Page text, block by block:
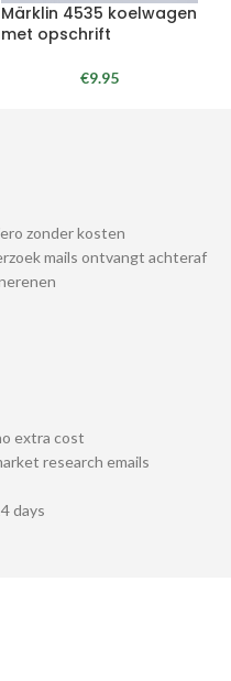
Märklin 4535 koelwagen
met opschrift
€9.95
zonder kosten
mails ontvangt achteraf
extra cost
research emails
days